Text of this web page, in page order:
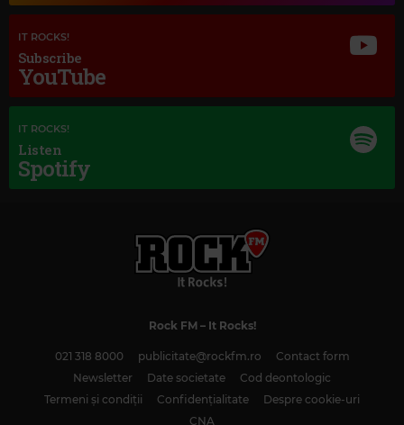
Magic Classic Music
PRAGUE WALTZES
IT ROCKS!
Subscribe
YouTube
IT ROCKS!
Listen
Spotify
Rock FM– It Rocks!
021 318 8000 publicitate@rockfm.ro
Contact form
Newsletter
Date societate
Cod deontologic
Termeni și condiții
Confidențialitate
Despre cookie-uri
CNA